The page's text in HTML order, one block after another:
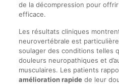
de la décompression pour
efficace.
Les résultats cliniques
neurovertébrale est
soulager des conditions telles
douleurs neuropathiques et
musculaires. Les patients
amélioration rapidede leur